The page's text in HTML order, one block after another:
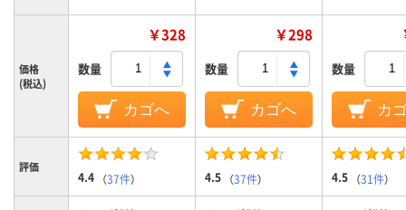
価格
(税込)
￥328
数量
カゴへ
￥298
数量
カゴへ
数量
カ
評価
4.4 （37件） 4.5 （37件） 4.5 （31件）